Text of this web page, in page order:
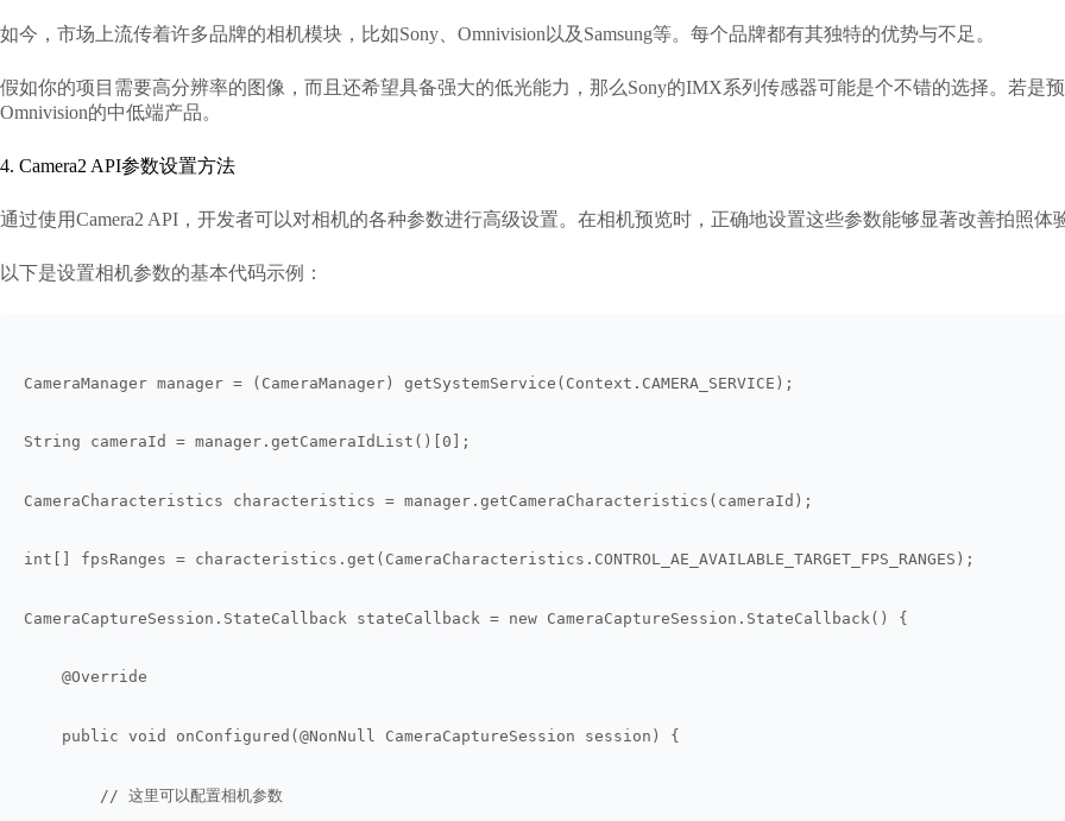
如今，市场上流传着许多品牌的相机模块，比如Sony、Omnivision以及Samsung等。每个品牌都有其独特的优势与不足。
假如你的项目需要高分辨率的图像，而且还希望具备强大的低光能力，那么Sony的IMX系列传感器可能是个不错的选择。若是
Omnivision的中低端产品。
4. Camera2 API参数设置方法
通过使用Camera2 API，开发者可以对相机的各种参数进行高级设置。在相机预览时，正确地设置这些参数能够显著改善拍照体
以下是设置相机参数的基本代码示例：
CameraManager manager = (CameraManager) getSystemService(Context.CAMERA_SERVICE);
String cameraId = manager.getCameraIdList()[0];
CameraCharacteristics characteristics = manager.getCameraCharacteristics(cameraId);
int[] fpsRanges = characteristics.get(CameraCharacteristics.CONTROL_AE_AVAILABLE_TARGET_FPS_RANGES);
CameraCaptureSession.StateCallback stateCallback = new CameraCaptureSession.StateCallback() {
    @Override
    public void onConfigured(@NonNull CameraCaptureSession session) {
        // 这里可以配置相机参数